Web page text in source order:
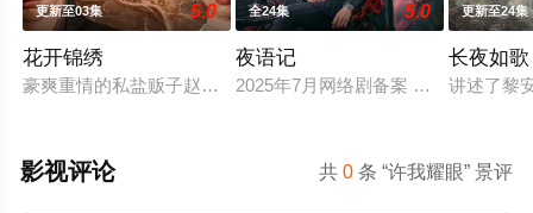
更新至03集 5.0
花开锦绣
豪爽重情的私盐贩子赵凌虽出身草莽，却心怀壮志，他结识了
全24集 5.0
夜语记
2025年7月网络剧备案 当代 都市 海
更新至24集
长夜如歌
讲述了黎
共0 条 “许我耀眼” 景评
影视评论